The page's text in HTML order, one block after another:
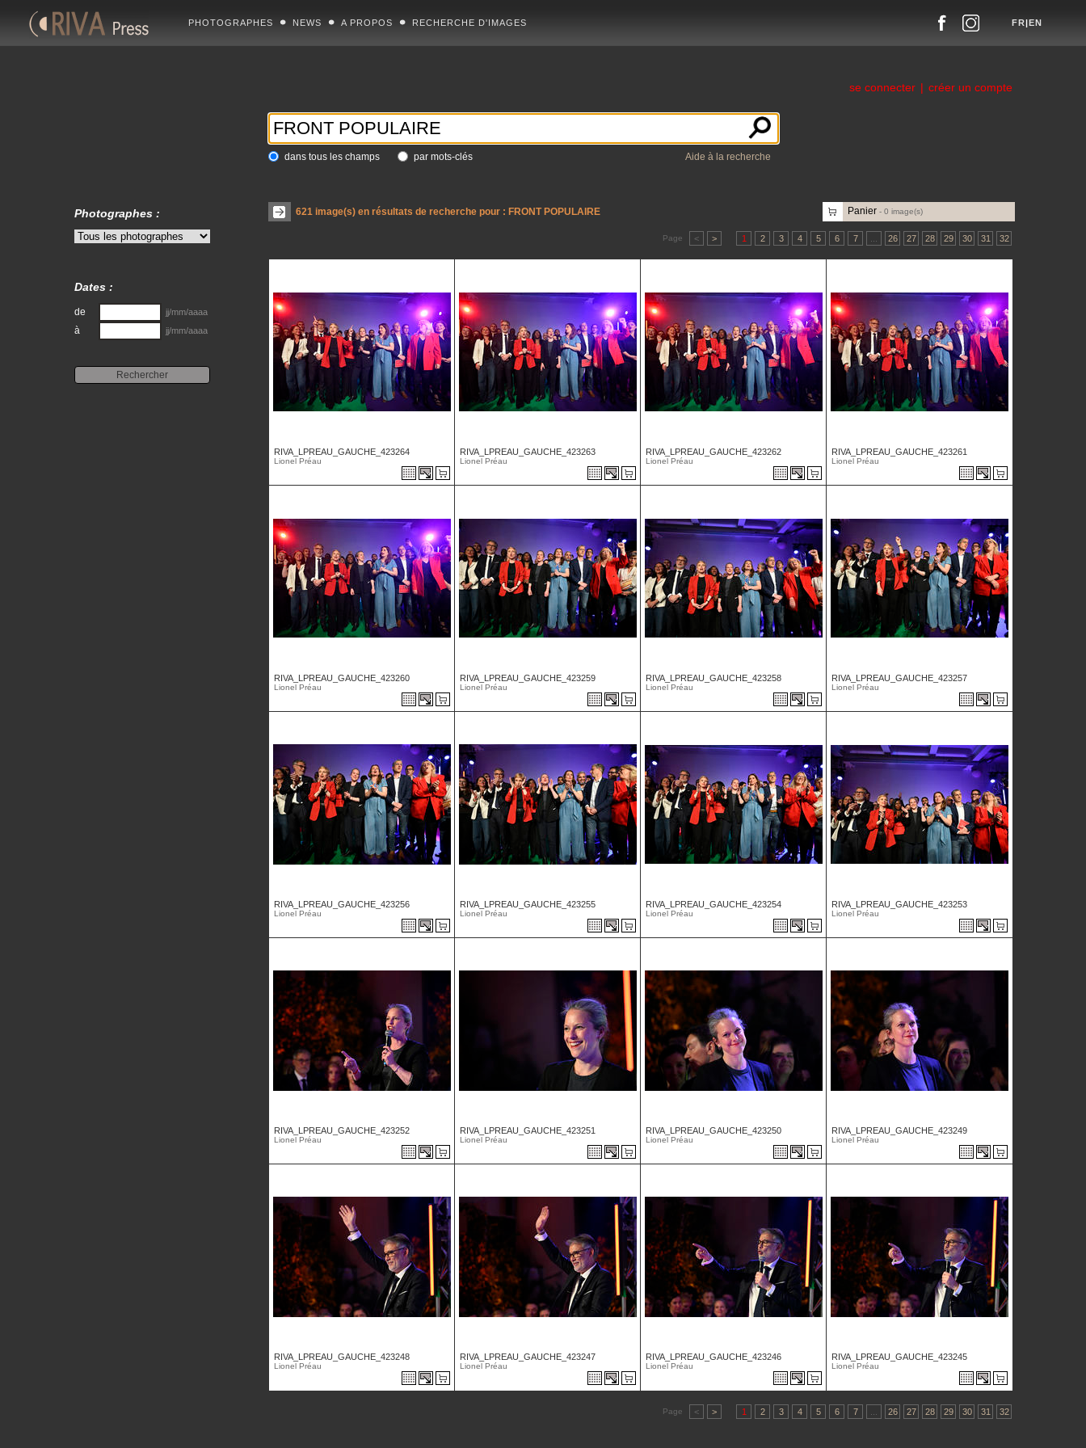
PHOTOGRAPHES NEWS A PROPOS RECHERCHE D'IMAGES FR|EN
se connecter | créer un compte
dans tous les champs par mots-clés Aide à la recherche
621 image(s) en résultats de recherche pour : FRONT POPULAIRE Panier - 0 image(s)
Page < > 1 2 3 4 5 6 7 26 27 28 29 30 31 32
RIVA_LPREAU_GAUCHE_423264
Lionel Préau
RIVA_LPREAU_GAUCHE_423263
Lionel Préau
RIVA_LPREAU_GAUCHE_423262
Lionel Préau
RIVA_LPREAU_GAUCHE_423261
Lionel Préau
RIVA_LPREAU_GAUCHE_423260
Lionel Préau
RIVA_LPREAU_GAUCHE_423259
Lionel Préau
RIVA_LPREAU_GAUCHE_423258
Lionel Préau
RIVA_LPREAU_GAUCHE_423257
Lionel Préau
RIVA_LPREAU_GAUCHE_423256
Lionel Préau
RIVA_LPREAU_GAUCHE_423255
Lionel Préau
RIVA_LPREAU_GAUCHE_423254
Lionel Préau
RIVA_LPREAU_GAUCHE_423253
Lionel Préau
RIVA_LPREAU_GAUCHE_423252
Lionel Préau
RIVA_LPREAU_GAUCHE_423251
Lionel Préau
RIVA_LPREAU_GAUCHE_423250
Lionel Préau
RIVA_LPREAU_GAUCHE_423249
Lionel Préau
RIVA_LPREAU_GAUCHE_423248
Lionel Préau
RIVA_LPREAU_GAUCHE_423247
Lionel Préau
RIVA_LPREAU_GAUCHE_423246
Lionel Préau
RIVA_LPREAU_GAUCHE_423245
Lionel Préau
Page < > 1 2 3 4 5 6 7 26 27 28 29 30 31 32
Photographes :
Dates :
de jj/mm/aaaa
à jj/mm/aaaa